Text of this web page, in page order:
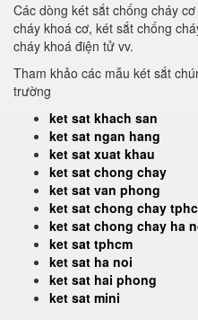
Các dòng két sắt chống cháy
cháy khoá cơ, két sắt chống
cháy khoá điện tử vv.
Tham khảo các mẫu két sắt
trường
ket sat khach san
ket sat ngan hang
ket sat xuat khau
ket sat chong chay
ket sat van phong
ket sat chong chay
ket sat chong chay ha
ket sat tphcm
ket sat ha noi
ket sat hai phong
ket sat mini